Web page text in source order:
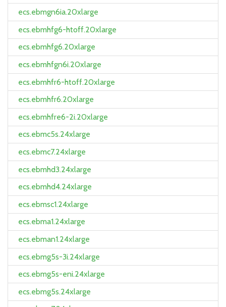
ecs.ebmgn6ia.20xlarge
ecs.ebmhfg6-htoff.20xlarge
ecs.ebmhfg6.20xlarge
ecs.ebmhfgn6i.20xlarge
ecs.ebmhfr6-htoff.20xlarge
ecs.ebmhfr6.20xlarge
ecs.ebmhfre6-2i.20xlarge
ecs.ebmc5s.24xlarge
ecs.ebmc7.24xlarge
ecs.ebmhd3.24xlarge
ecs.ebmhd4.24xlarge
ecs.ebmsc1.24xlarge
ecs.ebma1.24xlarge
ecs.ebman1.24xlarge
ecs.ebmg5s-3i.24xlarge
ecs.ebmg5s-eni.24xlarge
ecs.ebmg5s.24xlarge